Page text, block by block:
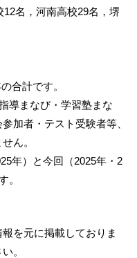
名，河南高校29名，堺
合計です。
導まなび・学習塾まな
加者・テスト受験者等、
ん。
年）と今回（2025年・2
。
を元に掲載しておりま
。